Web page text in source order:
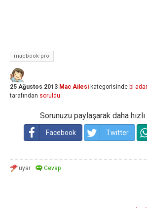
macbook-pro
25 Ağustos 2013 Mac Ailesi kategorisinde bi
tarafından soruldu
Sorunuzu paylaşarak daha hızlı
Facebook Twitter